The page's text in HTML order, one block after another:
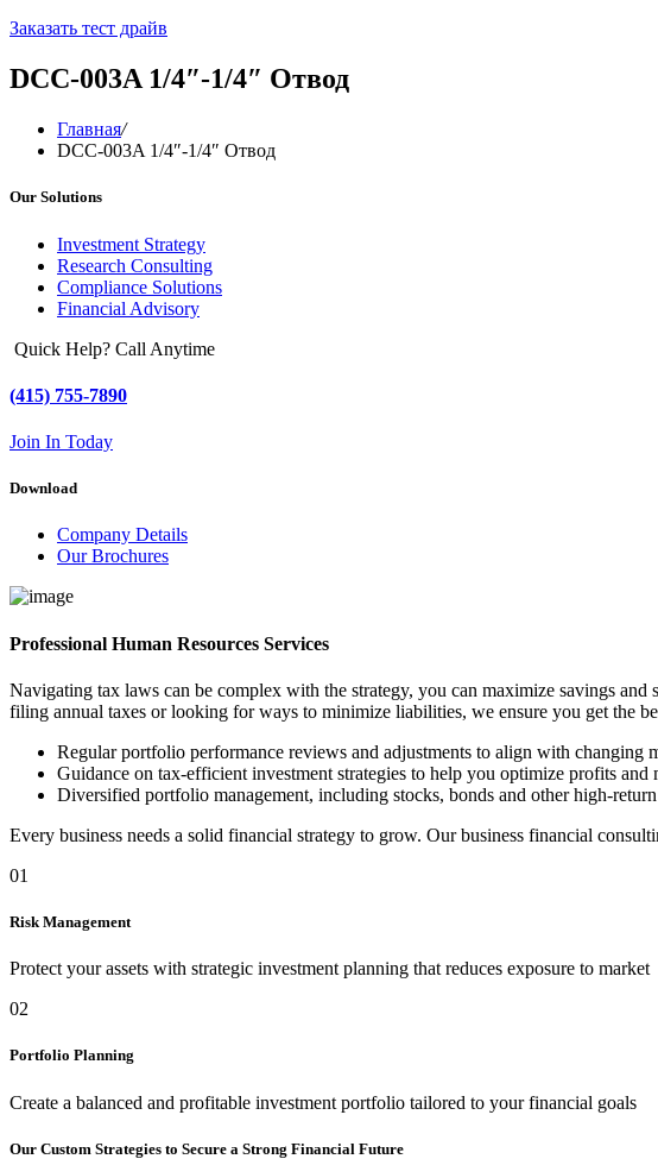
Заказать тест драйв
DCC-003A 1/4″-1/4″ Отвод
Главная/
DCC-003A 1/4″-1/4″ Отвод
Our Solutions
Investment Strategy
Research Consulting
Compliance Solutions
Financial Advisory
Quick Help? Call Anytime
(415) 755-7890
Join In Today
Download
Company Details
Our Brochures
Professional Human Resources Services
Navigating tax laws can be complex with the strategy, you can maximize savings
filing annual taxes or looking for ways to minimize liabilities, we ensure you get the
Regular portfolio performance reviews and adjustments to align with changing
Guidance on tax-efficient investment strategies to help you optimize profits
Diversified portfolio management, including stocks, bonds and other high-
Every business needs a solid financial strategy to grow. Our business financial
01
Risk Management
Protect your assets with strategic investment planning that reduces exposure to market
02
Portfolio Planning
Create a balanced and profitable investment portfolio tailored to your financial goals
Our Custom Strategies to Secure a Strong Financial Future